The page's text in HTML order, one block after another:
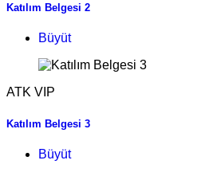
Katılım Belgesi 2
Büyüt
ATK VIP
Katılım Belgesi 3
Büyüt